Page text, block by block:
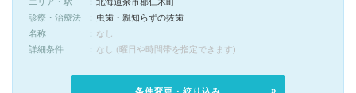
診療・治療法
虫歯・親知らずの抜歯
名称
なし
詳細条件
なし (曜日や時間帯を指定できます)